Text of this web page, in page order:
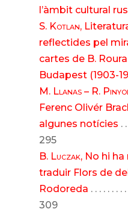
l’àmbit cultural rus
S. Kotlan,
reflectides pel
cartes de B.
Budapest (1903-
M. Llanas – R.
Ferenc Olivér
algunes notícies .
295
B. Luczak, No hi
traduir Flors de
Rodoreda . . . . . . . .
309